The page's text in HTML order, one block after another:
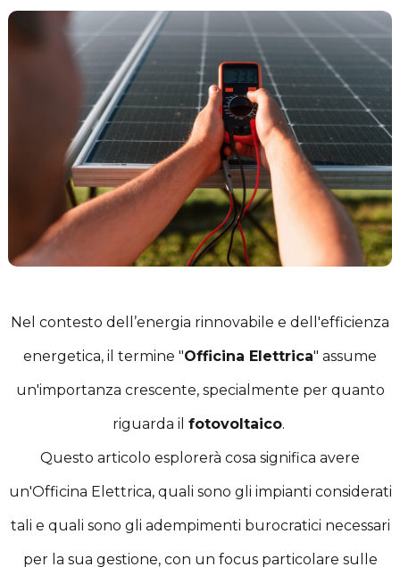
Nel contesto dell’energia rinnovabile e dell'efficienza
energetica, il termine "Officina Elettrica" assume
un'importanza crescente, specialmente per quanto
riguarda il fotovoltaico.
Questo articolo esplorerà cosa significa avere
un'Officina Elettrica, quali sono gli impianti considerati
tali e quali sono gli adempimenti burocratici necessari
per la sua gestione, con un focus particolare sulle